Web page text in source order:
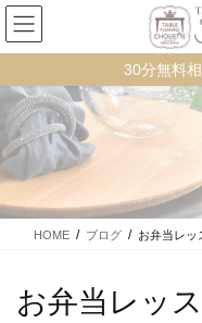
コ
ン
テ
に
移
ナ
ビ
ゲ
ョ
ン
動
30分無料
HOME ブログ お弁当レッ
お弁当レッ